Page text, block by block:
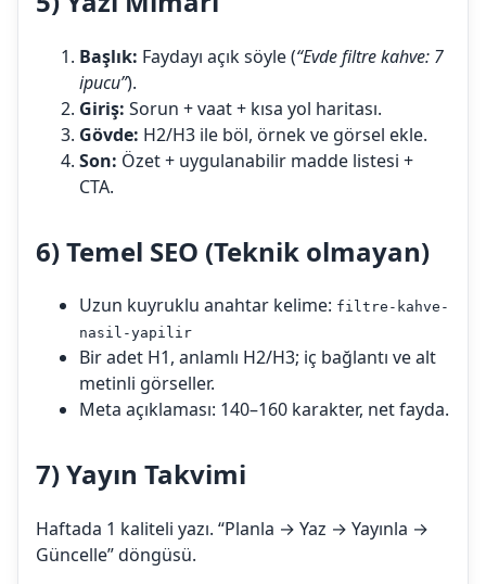
Başlık: Faydayı açık söyle (“Evde filtre kahve: 7
ipucu”).
Giriş: Sorun + vaat + kısa yol haritası.
Gövde: H2/H3 ile böl, örnek ve görsel ekle.
Son: Özet + uygulanabilir madde listesi +
CTA.
6) Temel SEO (Teknik olmayan)
Uzun kuyruklu anahtar kelime: filtre-kahve-
nasil-yapilir
Bir adet H1, anlamlı H2/H3; iç bağlantı ve alt
metinli görseller.
Meta açıklaması: 140–160 karakter, net fayda.
7) Yayın Takvimi
Haftada 1 kaliteli yazı. “Planla → Yaz → Yayınla →
Güncelle” döngüsü.